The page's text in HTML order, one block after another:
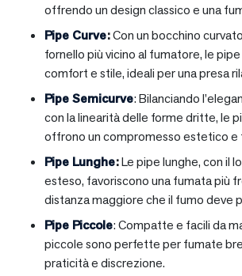
offrendo un design classico e una
Pipe Curve:Con un bocchino
fornello più vicino al fumatore, le
comfort e stile, ideali per una presa
Pipe Semicurve: Bilanciando
con la linearità delle forme dritte, le
offrono un compromesso estetico e
Pipe Lunghe:Le pipe lunghe, con il
esteso, favoriscono una fumata più
distanza maggiore che il fumo deve
Pipe Piccole: Compatte e facili da
piccole sono perfette per fumate
praticità e discrezione.